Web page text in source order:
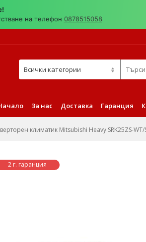
на телефон 0878515058
Търси в над 2000 продукта
За нас Доставка Гаранция
климатик Mitsubishi Heavy SRK25ZS-
2 г. гаранция